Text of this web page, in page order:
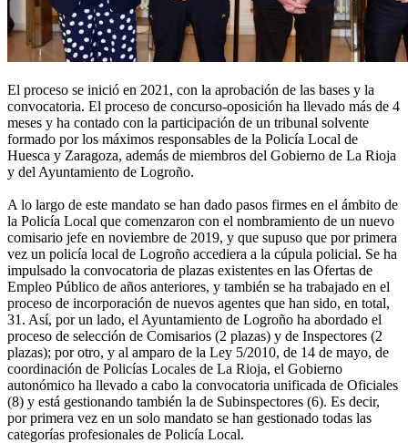
El proceso se inició en 2021, con la aprobación de las bases y la
convocatoria. El proceso de concurso-oposición ha llevado más de 4
meses y ha contado con la participación de un tribunal solvente
formado por los máximos responsables de la Policía Local de
Huesca y Zaragoza, además de miembros del Gobierno de La Rioja
y del Ayuntamiento de Logroño.
A lo largo de este mandato se han dado pasos firmes en el ámbito de
la Policía Local que comenzaron con el nombramiento de un nuevo
comisario jefe en noviembre de 2019, y que supuso que por primera
vez un policía local de Logroño accediera a la cúpula policial. Se ha
impulsado la convocatoria de plazas existentes en las Ofertas de
Empleo Público de años anteriores, y también se ha trabajado en el
proceso de incorporación de nuevos agentes que han sido, en total,
31. Así, por un lado, el Ayuntamiento de Logroño ha abordado el
proceso de selección de Comisarios (2 plazas) y de Inspectores (2
plazas); por otro, y al amparo de la Ley 5/2010, de 14 de mayo, de
coordinación de Policías Locales de La Rioja, el Gobierno
autonómico ha llevado a cabo la convocatoria unificada de Oficiales
(8) y está gestionando también la de Subinspectores (6). Es decir,
por primera vez en un solo mandato se han gestionado todas las
categorías profesionales de Policía Local.